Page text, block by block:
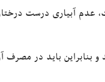
آبیاری درست
و بنابراین باید در